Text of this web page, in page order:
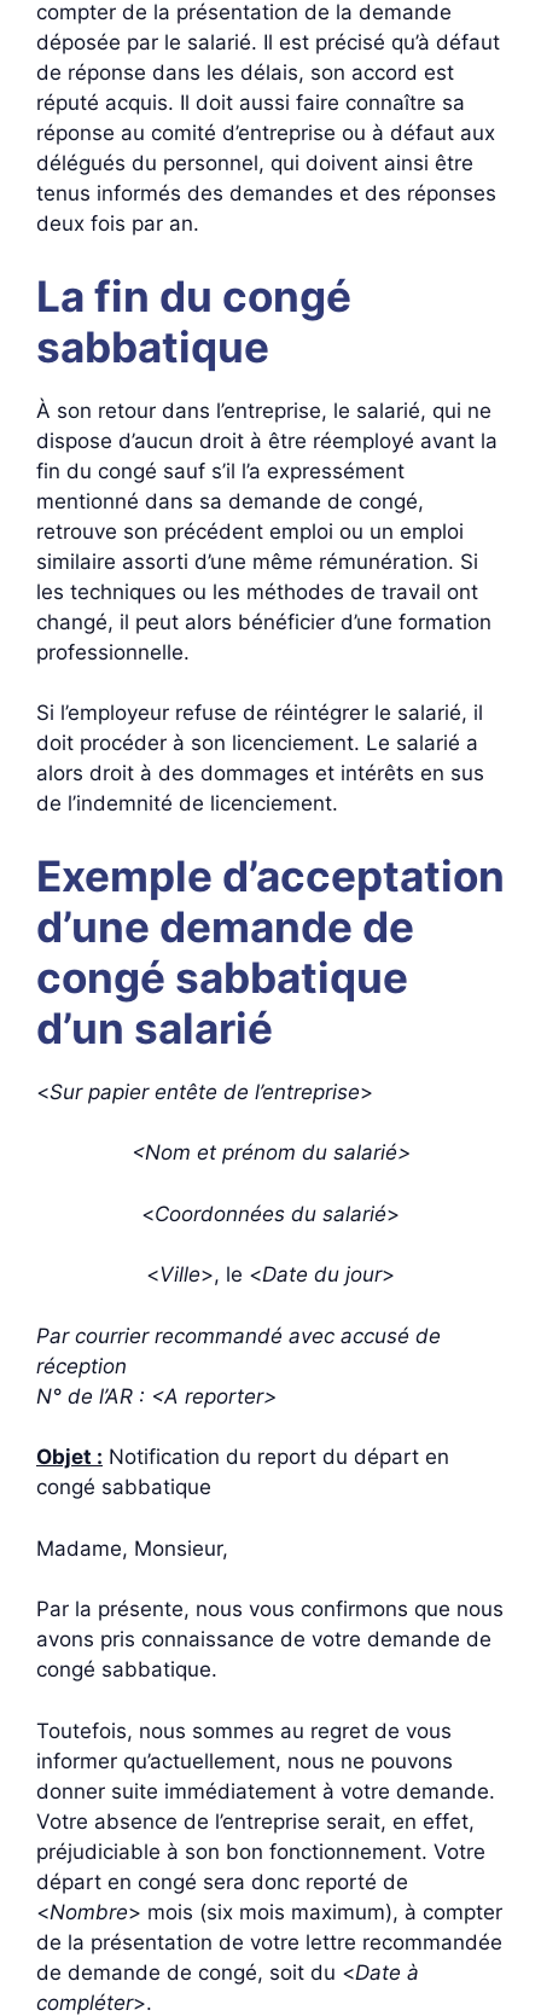
compter de la présentation de la demande
déposée par le salarié. Il est précisé qu’à défaut
de réponse dans les délais, son accord est
réputé acquis. Il doit aussi faire connaître sa
réponse au comité d’entreprise ou à défaut aux
délégués du personnel, qui doivent ainsi être
tenus informés des demandes et des réponses
deux fois par an.
La fin du congé
sabbatique
À son retour dans l’entreprise, le salarié, qui ne
dispose d’aucun droit à être réemployé avant la
fin du congé sauf s’il l’a expressément
mentionné dans sa demande de congé,
retrouve son précédent emploi ou un emploi
similaire assorti d’une même rémunération. Si
les techniques ou les méthodes de travail ont
changé, il peut alors bénéficier d’une formation
professionnelle.
Si l’employeur refuse de réintégrer le salarié, il
doit procéder à son licenciement. Le salarié a
alors droit à des dommages et intérêts en sus
de l’indemnité de licenciement.
Exemple d’acceptation
d’une demande de
congé sabbatique
d’un salarié
<Sur papier entête de l’entreprise>
<Nom et prénom du salarié>
<Coordonnées du salarié>
<Ville>, le <Date du jour>
Par courrier recommandé avec accusé de
réception
N° de l’AR : <A reporter>
Objet : Notification du report du départ en
congé sabbatique
Madame, Monsieur,
Par la présente, nous vous confirmons que nous
avons pris connaissance de votre demande de
congé sabbatique.
Toutefois, nous sommes au regret de vous
informer qu’actuellement, nous ne pouvons
donner suite immédiatement à votre demande.
Votre absence de l’entreprise serait, en effet,
préjudiciable à son bon fonctionnement. Votre
départ en congé sera donc reporté de
<Nombre> mois (six mois maximum), à compter
de la présentation de votre lettre recommandée
de demande de congé, soit du <Date à
compléter>.